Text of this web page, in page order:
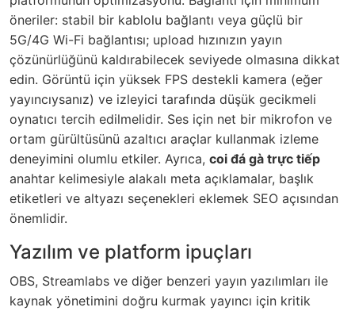
öneriler: stabil bir kablolu bağlantı veya güçlü bir
5G/4G Wi-Fi bağlantısı; upload hızınızın yayın
çözünürlüğünü kaldırabilecek seviyede olmasına dikkat
edin. Görüntü için yüksek FPS destekli kamera (eğer
yayıncıysanız) ve izleyici tarafında düşük gecikmeli
oynatıcı tercih edilmelidir. Ses için net bir mikrofon ve
ortam gürültüsünü azaltıcı araçlar kullanmak izleme
deneyimini olumlu etkiler. Ayrıca, coi đá gà trực tiếp
anahtar kelimesiyle alakalı meta açıklamalar, başlık
etiketleri ve altyazı seçenekleri eklemek SEO açısından
önemlidir.
Yazılım ve platform ipuçları
OBS, Streamlabs ve diğer benzeri yayın yazılımları ile
kaynak yönetimini doğru kurmak yayıncı için kritik